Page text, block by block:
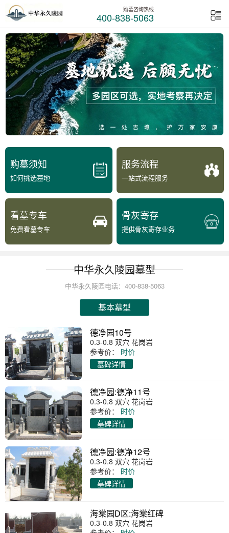
购墓咨询热线
400-838-5063
购墓须知
如何挑选墓地
服务流程
一站式流程服务
看墓专车
免费看墓专车
骨灰寄存
提供骨灰寄存业务
中华永久陵园墓型
中华永久陵园电话：400-838-5063
基本墓型
德净园10号
0.3-0.8 双穴 花岗岩
参考价：
时价
墓碑详情
德净园:德净11号
0.3-0.8 双穴 花岗岩
参考价：
时价
墓碑详情
德净园:德净12号
0.3-0.8 双穴 花岗岩
参考价：
时价
墓碑详情
海棠园D区:海棠红碑
0.3-0.8 双穴 花岗岩